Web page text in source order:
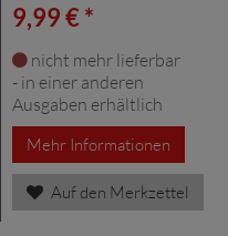
9,99 € *
nicht mehr lieferbar
- in einer anderen
Ausgaben erhältlich
Mehr Informationen
Auf den Merkzettel